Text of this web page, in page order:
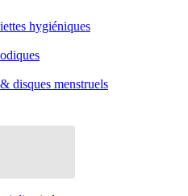
hygiéniques
disques menstruels